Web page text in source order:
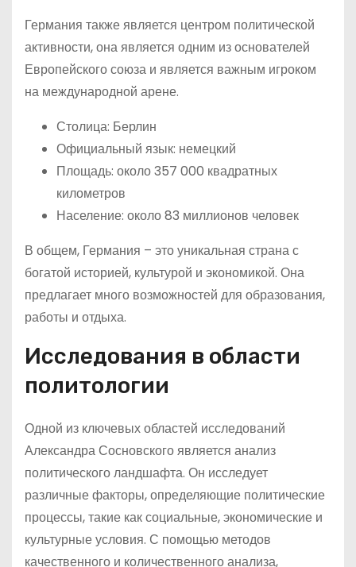
Германия также является центром политической
активности, она является одним из основателей
Европейского союза и является важным игроком
на международной арене.
Столица: Берлин
Официальный язык: немецкий
Площадь: около 357 000 квадратных
километров
Население: около 83 миллионов человек
В общем, Германия – это уникальная страна с
богатой историей, культурой и экономикой. Она
предлагает много возможностей для образования,
работы и отдыха.
Исследования в области
политологии
Одной из ключевых областей исследований
Александра Сосновского является анализ
политического ландшафта. Он исследует
различные факторы, определяющие политические
процессы, такие как социальные, экономические и
культурные условия. С помощью методов
качественного и количественного анализа,